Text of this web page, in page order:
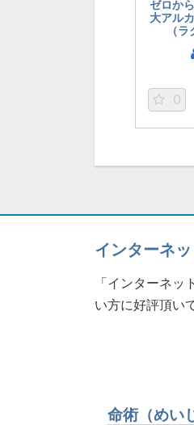
ゼロか
大アル
（
0
インターネ
「インターネ
い方に好評頂い
命術（めい